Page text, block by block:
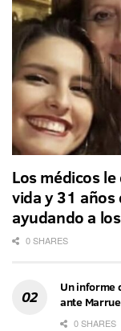
Los médicos
vida y 31 años
ayudando a
0 SHARES
Un informe
ante
0 SHARES